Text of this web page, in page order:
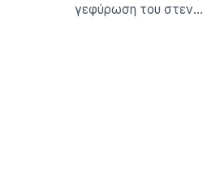
γεφύρωση του στεν…